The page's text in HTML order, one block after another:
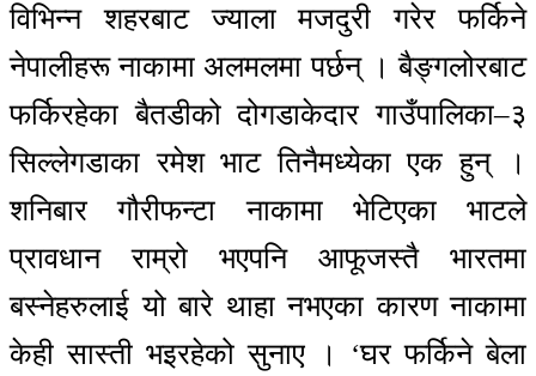
विभिन्न शहरबाट ज्याला मजदुरी गरेर फर्किने
नेपालीहरू नाकामा अलमलमा पर्छन् । बैङ्गलोरबाट
फर्किरहेका बैतडीको दोगडाकेदार गाउँपालिका–३
सिल्लेगडाका रमेश भाट तिनैमध्येका एक हुन् ।
शनिबार गौरीफन्टा नाकामा भेटिएका भाटले
प्रावधान राम्रो भएपनि आफूजस्तै भारतमा
बस्नेहरुलाई यो बारे थाहा नभएका कारण नाकामा
केही सास्ती भइरहेको सुनाए । ‘घर फर्किने बेला